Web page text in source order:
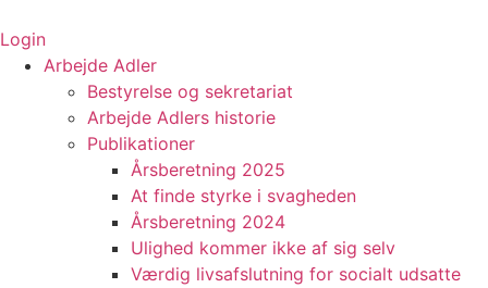
til
indhold
Login
Arbejde Adler
Bestyrelse og sekretariat
Arbejde Adlers historie
Publikationer
Årsberetning 2025
At finde styrke i svagheden
Årsberetning 2024
Ulighed kommer ikke af sig selv
Værdig livsafslutning for socialt udsatte